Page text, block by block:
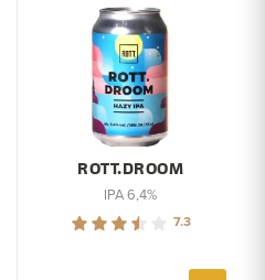
ROTT.DROOM
IPA 6,4%
7.3